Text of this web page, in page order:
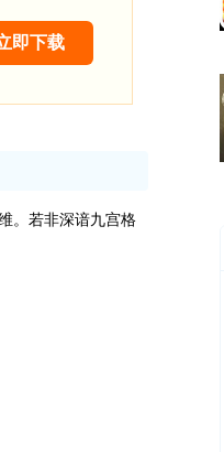
即下载
。若非深谙九宫格